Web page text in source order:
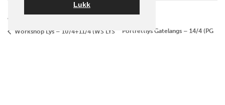
Lukk
aktivitet navigasjon
Workshop Lys – 10/4+11/4 (WS LYS
Portrettlys Gatelangs – 14/4 (PG